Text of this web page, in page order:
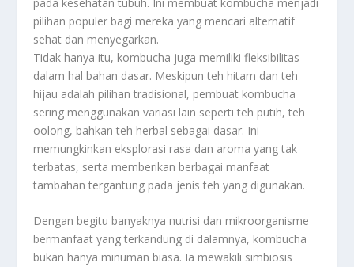
pilihan populer bagi mereka yang mencari alternatif
sehat dan menyegarkan.
Tidak hanya itu, kombucha juga memiliki fleksibilitas
dalam hal bahan dasar. Meskipun teh hitam dan teh
hijau adalah pilihan tradisional, pembuat kombucha
sering menggunakan variasi lain seperti teh putih, teh
oolong, bahkan teh herbal sebagai dasar. Ini
memungkinkan eksplorasi rasa dan aroma yang tak
terbatas, serta memberikan berbagai manfaat
tambahan tergantung pada jenis teh yang digunakan.
Dengan begitu banyaknya nutrisi dan mikroorganisme
bermanfaat yang terkandung di dalamnya, kombucha
bukan hanya minuman biasa. Ia mewakili simbiosis